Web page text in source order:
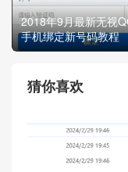
2018年9月最新无视
手机绑定新号码教程
猜你喜欢